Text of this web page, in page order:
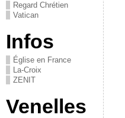
Regard Chrétien
Vatican
Infos
Église en France
La-Croix
ZENIT
Venelles